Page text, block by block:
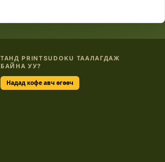
ТАНД PRINTSUDOKU ТААЛАГДАЖ
БАЙНА УУ?
Надад кофе авч өгөөч